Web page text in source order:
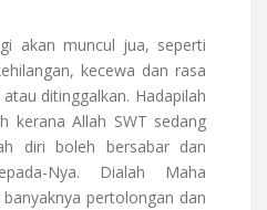
akan muncul jua, seperti
kecewa dan rasa
ditinggalkan. Hadapilah
kerana Allah SWT sedang
diri boleh bersabar dan
Nya. Dialah Maha
pertolongan dan